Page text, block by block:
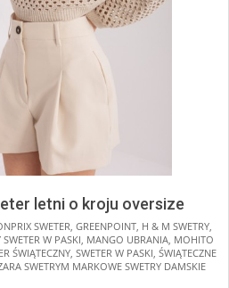
letni o kroju oversize
SWETER, GREENPOINT, H & M SWETRY,
W PASKI, MANGO UBRANIA, MOHITO
ŚWIĄTECZNY, SWETER W PASKI, ŚWIĄTECZNE
SWETRYM MARKOWE SWETRY DAMSKIE